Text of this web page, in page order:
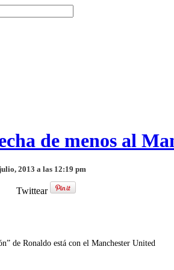
de menos al
2013 a las 12:19 pm
Twittear
de Ronaldo está con el Manchester United